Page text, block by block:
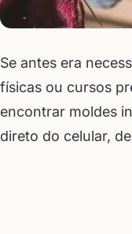
Se antes era
físicas ou cursos
encontrar moldes
direto do celular,